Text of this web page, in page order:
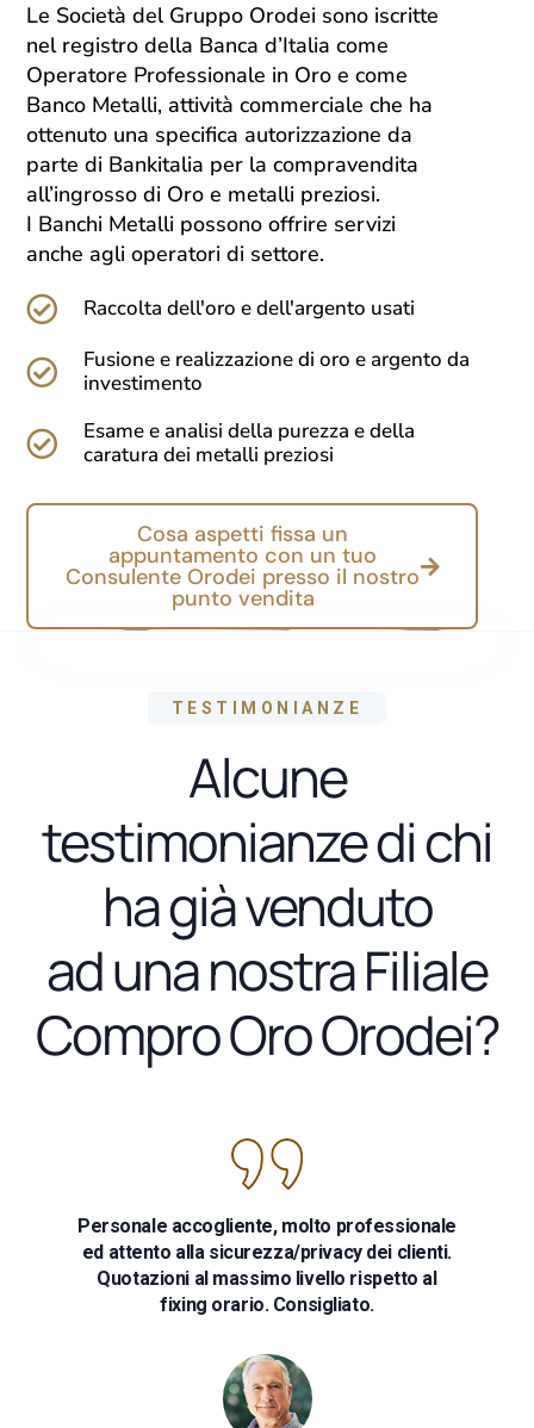
Le Società del Gruppo Orodei sono iscritte
nel registro della Banca d’Italia come
Operatore Professionale in Oro e come
Banco Metalli, attività commerciale che ha
ottenuto una specifica autorizzazione da
parte di Bankitalia per la compravendita
all’ingrosso di Oro e metalli preziosi.
I Banchi Metalli possono offrire servizi
anche agli operatori di settore.
Raccolta dell'oro e dell'argento usati
Fusione e realizzazione di oro e argento da
investimento
Esame e analisi della purezza e della
caratura dei metalli preziosi
Cosa aspetti fissa un
appuntamento con un tuo
Consulente Orodei presso il nostro
punto vendita
TESTIMONIANZE
Alcune
testimonianze di chi
ha già venduto
ad una nostra Filiale
Compro Oro Orodei?
Personale accogliente, molto professionale
ed attento alla sicurezza/privacy dei clienti.
Quotazioni al massimo livello rispetto al
fixing orario. Consigliato.